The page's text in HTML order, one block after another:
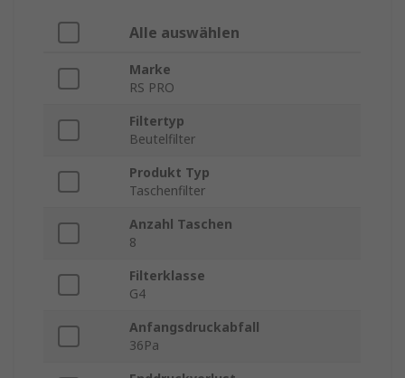
Alle auswählen
Marke
RS PRO
Filtertyp
Beutelfilter
Produkt Typ
Taschenfilter
Anzahl Taschen
8
Filterklasse
G4
Anfangsdruckabfall
36Pa